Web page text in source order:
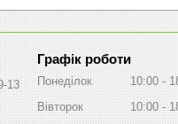
13
Графік роботи
Понеділок 10:00
Вівторок
10:00